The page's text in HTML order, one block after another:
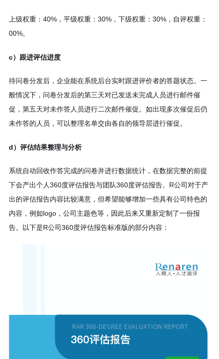
上级权重：40%，平级权重：30%，下级权重：30%，自评权重：
00%。
c）跟进评估进度
待问卷分发后，企业能在系统后台实时跟进评价者的答题状态。一
般情况下，问卷分发后的第三天对已发送未完成人员进行邮件催
促，第五天对未作答人员进行二次邮件催促。如出现多次催促后仍
未作答的人员，可以整理名单交由各自的领导层进行催促。
d）评估结果整理与分析
系统自动回收作答完成的问卷并进行数据统计，在数据完整的前提
下会产出个人360度评估报告与团队360度评估报告。R公司对于产
出的评估报告内容比较满意，但希望能够增加一些具有公司特色的
内容，例如logo，公司主题色等，因此后来又重新定制了一份报
告。以下是R公司360度评估报告标准版的部分内容：